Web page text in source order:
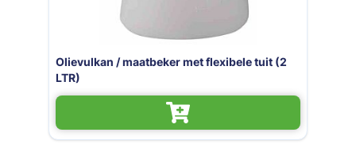
Ruitenwisservloeistof /